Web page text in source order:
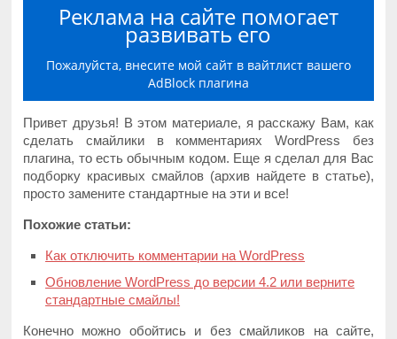
Реклама на сайте помогает
развивать его
Пожалуйста, внесите мой сайт в вайтлист вашего
AdBlock плагина
Привет друзья! В этом материале, я расскажу Вам, как
сделать смайлики в комментариях WordPress без
плагина, то есть обычным кодом. Еще я сделал для Вас
подборку красивых смайлов (архив найдете в статье),
просто замените стандартные на эти и все!
Похожие статьи:
Как отключить комментарии на WordPress
Обновление WordPress до версии 4.2 или верните
стандартные смайлы!
Конечно можно обойтись и без смайликов на сайте,